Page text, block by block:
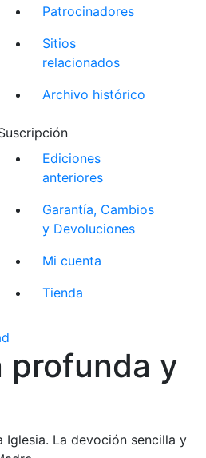
Patrocinadores
Sitios
relacionados
Archivo histórico
Ediciones
anteriores
Garantía, Cambios
y Devoluciones
Mi cuenta
Tienda
profunda y
Iglesia. La devoción sencilla y